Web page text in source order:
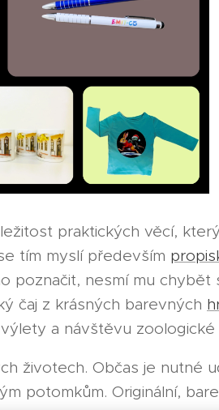
praktických věcí,
tím myslí především
poznačit, nesmí mu chybět
čaj z krásných barevných
a návštěvu zoologické
životech. Občas je nutné
potomkům. Originální,